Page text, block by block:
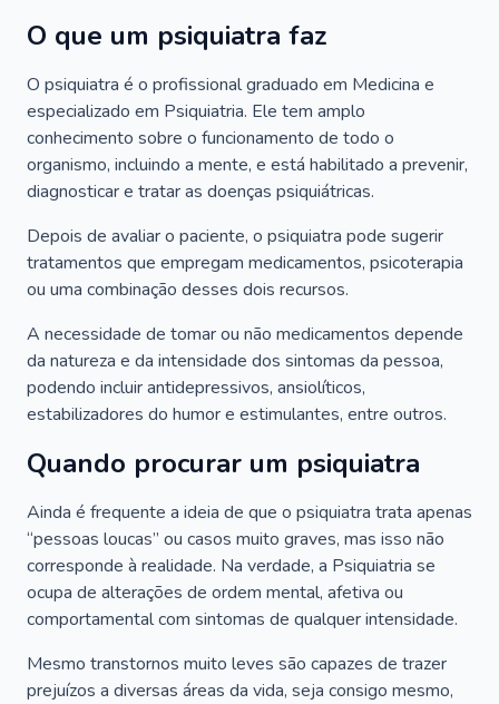
O que um psiquiatra faz
O psiquiatra é o profissional graduado em Medicina e
especializado em Psiquiatria. Ele tem amplo
conhecimento sobre o funcionamento de todo o
organismo, incluindo a mente, e está habilitado a prevenir,
diagnosticar e tratar as doenças psiquiátricas.
Depois de avaliar o paciente, o psiquiatra pode sugerir
tratamentos que empregam medicamentos, psicoterapia
ou uma combinação desses dois recursos.
A necessidade de tomar ou não medicamentos depende
da natureza e da intensidade dos sintomas da pessoa,
podendo incluir antidepressivos, ansiolíticos,
estabilizadores do humor e estimulantes, entre outros.
Quando procurar um psiquiatra
Ainda é frequente a ideia de que o psiquiatra trata apenas
“pessoas loucas” ou casos muito graves, mas isso não
corresponde à realidade. Na verdade, a Psiquiatria se
ocupa de alterações de ordem mental, afetiva ou
comportamental com sintomas de qualquer intensidade.
Mesmo transtornos muito leves são capazes de trazer
prejuízos a diversas áreas da vida, seja consigo mesmo,